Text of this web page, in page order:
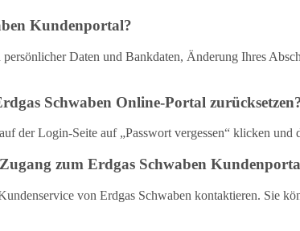
Kundenportal?
Daten und Bankdaten, Änderung Ihres
Schwaben Online-Portal
der Login-Seite auf „Passwort vergessen“ klicken
zum Erdgas Schwaben
von Erdgas Schwaben kontaktieren. Sie